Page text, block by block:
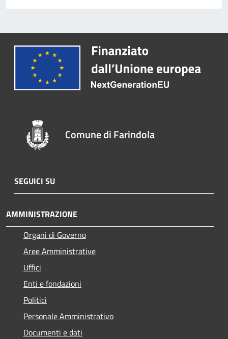
Comune di Farindola
SEGUICI SU
AMMINISTRAZIONE
Organi di Governo
Aree Amministrative
Uffici
Enti e fondazioni
Politici
Personale Amministrativo
Documenti e dati